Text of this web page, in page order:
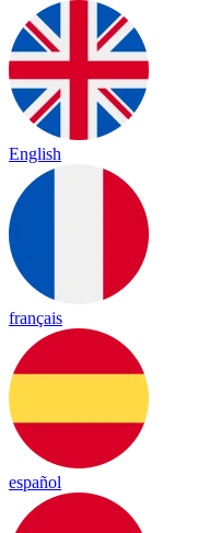
English
français
español